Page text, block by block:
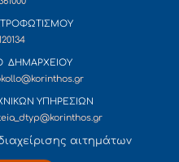
ΔΗΜΑΡΧΕΙΟΥ
ΥΠΗΡΕΣΙΩΝ
αιτημάτων